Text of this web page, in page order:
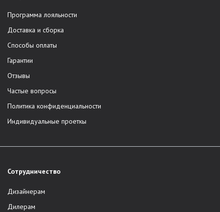
Программа лояльности
Доставка и сборка
Способы оплаты
Гарантии
Отзывы
Частые вопросы
Политика конфиденциальности
Индивидуальные проеткы
Сотрудничество
Дизайнерам
Дилерам